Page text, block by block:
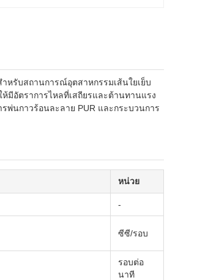
หรับสถานการณ์อุตสาหกรรมเส้นใยเย็บ
มีอัตราการไหลที่เสถียรและต้านทานแรง
พ่นกาวร้อนละลาย PUR และกระบวนการ
หน่วย
-
ซีซี/รอบ
รอบต่อ
นาที